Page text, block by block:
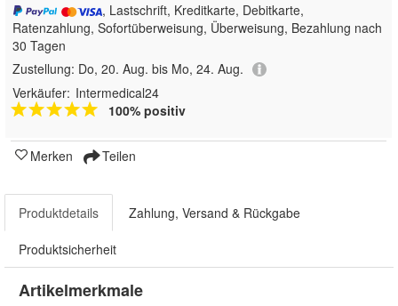
, Lastschrift, Kreditkarte, Debitkarte,
Ratenzahlung, Sofortüberweisung, Überweisung, Bezahlung nach
30 Tagen
Zustellung: Do, 20. Aug. bis Mo, 24. Aug.
Verkäufer: Intermedical24
100% positiv
Merken Teilen
Produktdetails Zahlung, Versand & Rückgabe
Produktsicherheit
Artikelmerkmale